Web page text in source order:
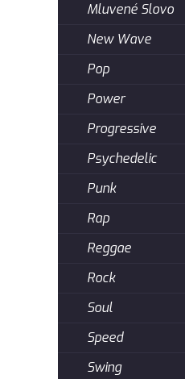
Mluvené Slovo
New Wave
Pop
Power
Progressive
Psychedelic
Punk
Rap
Reggae
Rock
Soul
Speed
Swing